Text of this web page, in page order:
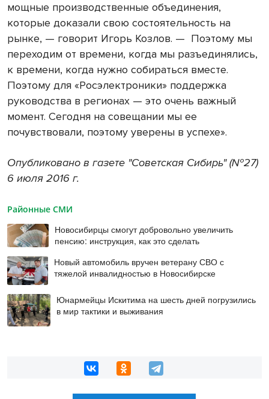
мощные производственные объединения,
которые доказали свою состоятельность на
рынке, — говорит Игорь Козлов. — Поэтому мы
переходим от времени, когда мы разъединялись,
к времени, когда нужно собираться вместе.
Поэтому для «Росэлектроники» поддержка
руководства в регионах — это очень важный
момент. Сегодня на совещании мы ее
почувствовали, поэтому уверены в успехе».
Опубликовано в газете "Советская Сибирь" (№27)
6 июля 2016 г.
Районные СМИ
Новосибирцы смогут добровольно увеличить
пенсию: инструкция, как это сделать
Новый автомобиль вручен ветерану СВО с
тяжелой инвалидностью в Новосибирске
Юнармейцы Искитима на шесть дней погрузились
в мир тактики и выживания